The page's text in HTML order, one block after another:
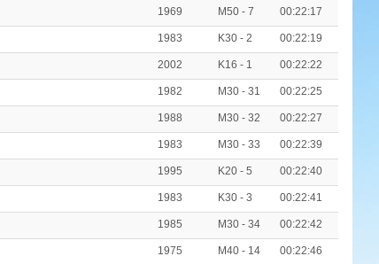
1969 M50 - 7 00:22:17
1983 K30 - 2 00:22:19
2002 K16 - 1 00:22:22
1982 M30 - 31 00:22:25
1988 M30 - 32 00:22:27
1983 M30 - 33 00:22:39
1995 K20 - 5 00:22:40
1983 K30 - 3 00:22:41
1985 M30 - 34 00:22:42
1975 M40 - 14 00:22:46